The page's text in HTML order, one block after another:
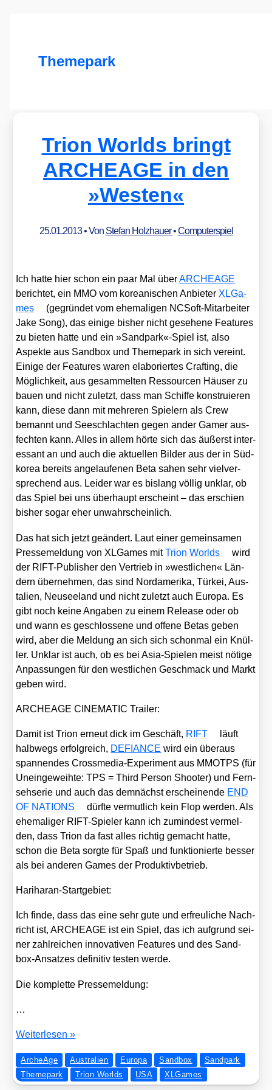
Themepark
Trion Worlds bringt
ARCHEAGE in den
»Westen«
25.01.2013• Von Stefan Holzhauer•Computerspiel
Ich hat­te hier schon ein paar Mal überARCHEAGE
berich­tet, ein MMO vom korea­ni­schen Anbie­ter XLGa­
mes
(gegrün­det vom ehe­ma­li­gen NCSoft-Mit­ar­bei­ter
Jake Song), das eini­ge bis­her nicht gese­he­ne Fea­tures
zu bie­ten hat­te und ein »Sandpark«-Spiel ist, also
Aspek­te aus Sand­box und Theme­park in sich ver­eint.
Eini­ge der Fea­tures waren ela­bo­rier­tes Craf­ting, die
Mög­lich­keit, aus gesam­mel­ten Res­sour­cen Häu­ser zu
bau­en und nicht zuletzt, dass man Schif­fe kon­stru­ie­ren
kann, die­se dann mit meh­re­ren Spie­lern als Crew
bemannt und See­schlach­ten gegen ander Gamer aus­
fech­ten kann. Alles in allem hör­te sich das äußerst inter­
es­sant an und auch die aktu­el­len Bil­der aus der in Süd­
ko­rea bereits ange­lau­fe­nen Beta sahen sehr viel­ver­
spre­chend aus. Lei­der war es bis­lang völ­lig unklar, ob
das Spiel bei uns über­haupt erscheint – das erschien
bis­her sogar eher unwahr­schein­lich.
Das hat sich jetzt geän­dert. Laut einer gemein­sa­men
Pres­se­mel­dung von XLGa­mes mitTri­on Worlds
wird
der RIFT-Publisher den Ver­trieb in »west­li­chen« Län­
dern über­neh­men, das sind Nord­ame­ri­ka, Tür­kei, Aus­
ta­li­en, Neu­see­land und nicht zuletzt auch Euro­pa. Es
gibt noch kei­ne Anga­ben zu einem Release oder ob
und wann es geschlos­se­ne und offe­ne Betas geben
wird, aber die Mel­dung an sich sich schon­mal ein Knül­
ler. Unklar ist auch, ob es bei Asia-Spie­len meist nöti­ge
Anpas­sun­gen für den west­li­chen Geschmack und Markt
geben wird.
ARCHEAGE CINEMATIC Trai­ler:
Damit ist Tri­on erneut dick im Geschäft, RIFT
läuft
halb­wegs erfolg­reich, DEFIANCE wird ein über­aus
span­nen­des Cross­me­dia-Expe­ri­ment aus MMOTPS (für
Unein­ge­weih­te: TPS = Third Per­son Shoo­ter) und Fern­
seh­se­rie und auch das dem­nächst erschei­nen­de END
OF NATIONS
dürf­te ver­mut­lich kein Flop wer­den. Als
ehe­ma­li­ger RIFT-Spie­ler kann ich zumin­dest ver­mel­
den, dass Tri­on da fast alles rich­tig gemacht hat­te,
schon die Beta sorg­te für Spaß und funk­tio­nier­te bes­ser
als bei ande­ren Games der Pro­duk­tiv­be­trieb.
Hari­ha­ran-Start­ge­biet:
Ich fin­de, dass das eine sehr gute und erfreu­li­che Nach­
richt ist, ARCHEAGE ist ein Spiel, das ich auf­grund sei­
ner zahl­rei­chen inno­va­ti­ven Fea­tures und des Sand­
box-Ansat­zes defi­ni­tiv tes­ten wer­de.
Die kom­plet­te Pres­se­mel­dung:
…
Tri­
Worlds
bringt
Wei­ter­le­sen »
ArcheAge Australien Europa Sandbox
Sandpark
Themepark
Trion Worlds USA XLGames